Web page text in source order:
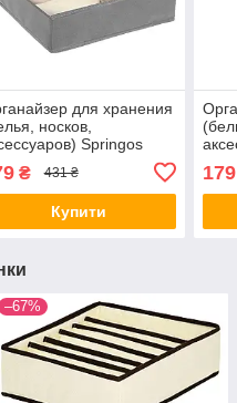
для хранения
носков,
Springos
₴ 431 ₴
Купити
179
–67%